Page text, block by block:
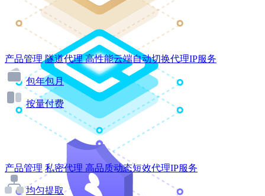
产品管理 隧道代理 高性能云端自动切换代理IP服务
包年包月
按量付费
产品管理 私密代理 高品质动态短效代理IP服务
均匀提取